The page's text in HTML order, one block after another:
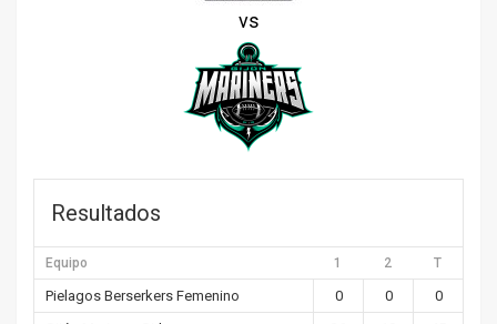
vs
Resultados
Equipo 1 2 T
Pielagos Berserkers Femenino 0 0
0